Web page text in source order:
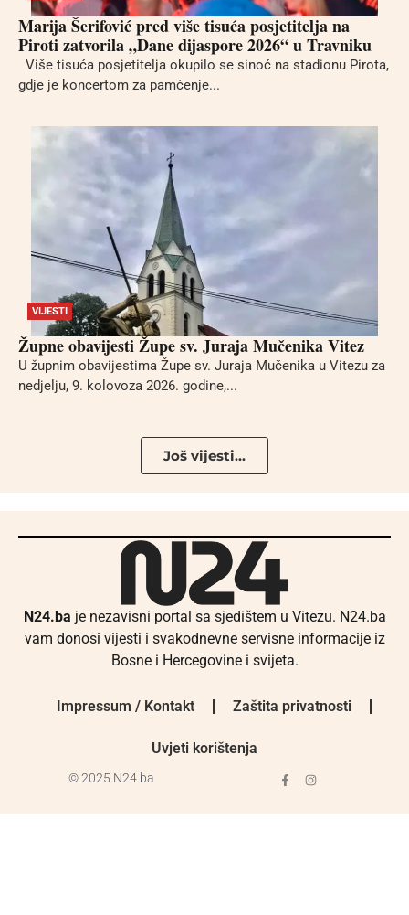
Marija Šerifović pred više tisuća posjetitelja na
Piroti zatvorila „Dane dijaspore 2026“ u Travniku
Više tisuća posjetitelja okupilo se sinoć na stadionu Pirota,
gdje je koncertom za pamćenje...
VIJESTI
Župne obavijesti Župe sv. Juraja Mučenika Vitez
U župnim obavijestima Župe sv. Juraja Mučenika u Vitezu za
nedjelju, 9. kolovoza 2026. godine,...
Još vijesti...
N24.ba je nezavisni portal sa sjedištem u Vitezu. N24.ba
vam donosi vijesti i svakodnevne servisne informacije iz
Bosne i Hercegovine i svijeta.
Impressum / Kontakt Zaštita privatnosti
Uvjeti korištenja
© 2025 N24.ba